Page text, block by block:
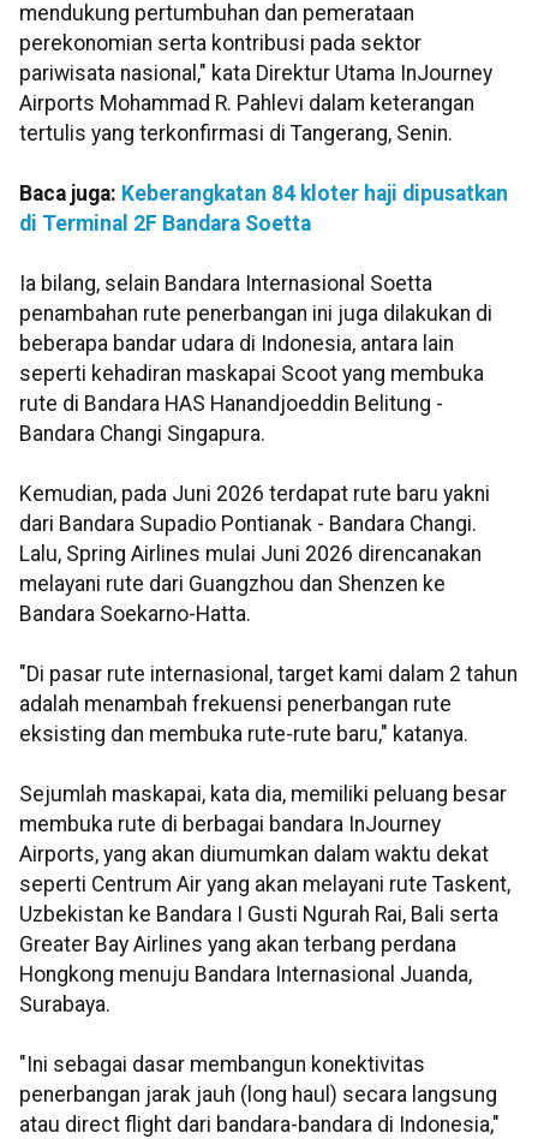
mendukung pertumbuhan dan pemerataan
perekonomian serta kontribusi pada sektor
pariwisata nasional," kata Direktur Utama InJourney
Airports Mohammad R. Pahlevi dalam keterangan
tertulis yang terkonfirmasi di Tangerang, Senin.
Baca juga: Keberangkatan 84 kloter haji dipusatkan
di Terminal 2F Bandara Soetta
Ia bilang, selain Bandara Internasional Soetta
penambahan rute penerbangan ini juga dilakukan di
beberapa bandar udara di Indonesia, antara lain
seperti kehadiran maskapai Scoot yang membuka
rute di Bandara HAS Hanandjoeddin Belitung -
Bandara Changi Singapura.
Kemudian, pada Juni 2026 terdapat rute baru yakni
dari Bandara Supadio Pontianak - Bandara Changi.
Lalu, Spring Airlines mulai Juni 2026 direncanakan
melayani rute dari Guangzhou dan Shenzen ke
Bandara Soekarno-Hatta.
"Di pasar rute internasional, target kami dalam 2 tahun
adalah menambah frekuensi penerbangan rute
eksisting dan membuka rute-rute baru," katanya.
Sejumlah maskapai, kata dia, memiliki peluang besar
membuka rute di berbagai bandara InJourney
Airports, yang akan diumumkan dalam waktu dekat
seperti Centrum Air yang akan melayani rute Taskent,
Uzbekistan ke Bandara I Gusti Ngurah Rai, Bali serta
Greater Bay Airlines yang akan terbang perdana
Hongkong menuju Bandara Internasional Juanda,
Surabaya.
"Ini sebagai dasar membangun konektivitas
penerbangan jarak jauh (long haul) secara langsung
atau direct flight dari bandara-bandara di Indonesia,"